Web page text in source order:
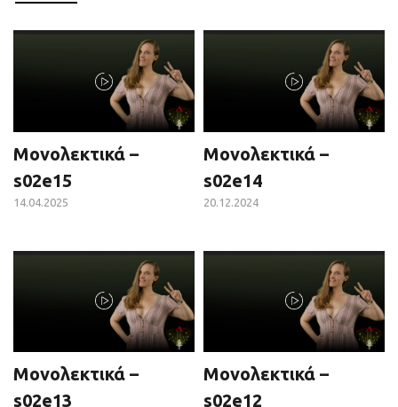
Μονολεκτικά –
s02e15
14.04.2025
Μονολεκτικά –
s02e14
20.12.2024
Μονολεκτικά –
s02e13
Μονολεκτικά –
s02e12